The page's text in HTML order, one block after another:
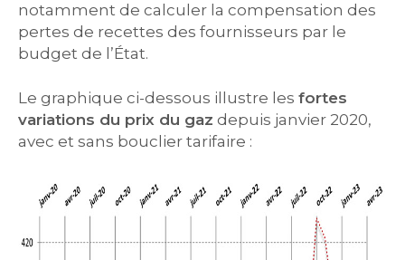
notamment de calculer la compensation des
pertes de recettes des fournisseurs par le
budget de l’État.
Le graphique ci-dessous illustre les fortes
variations du prix du gaz depuis janvier 2020,
avec et sans bouclier tarifaire :